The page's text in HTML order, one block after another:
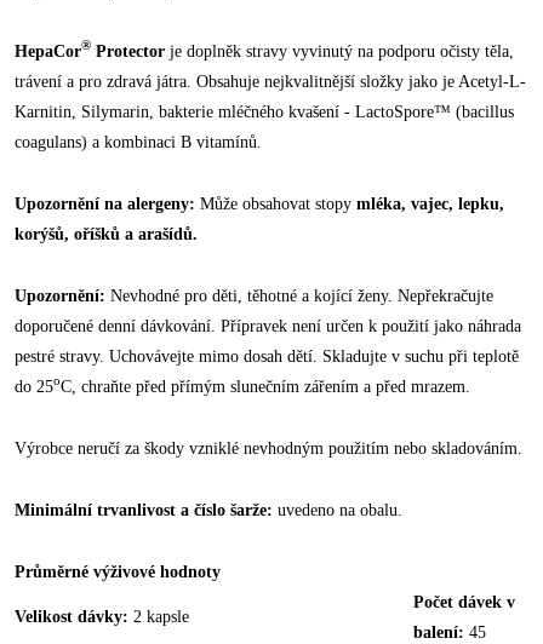
HepaCor® Protector je doplněk stravy vyvinutý na podporu očisty těla,
trávení a pro zdravá játra. Obsahuje nejkvalitnější složky jako je Acetyl-L-
Karnitin, Silymarin, bakterie mléčného kvašení - LactoSpore™ (bacillus
coagulans) a kombinaci B vitamínů.
Upozornění na alergeny: Může obsahovat stopy mléka, vajec, lepku,
korýšů, oříšků a arašídů.
Upozornění: Nevhodné pro děti, těhotné a kojící ženy. Nepřekračujte
doporučené denní dávkování. Přípravek není určen k použití jako náhrada
pestré stravy. Uchovávejte mimo dosah dětí. Skladujte v suchu při teplotě
do 25oC, chraňte před přímým slunečním zářením a před mrazem.
Výrobce neručí za škody vzniklé nevhodným použitím nebo skladováním.
Minimální trvanlivost a číslo šarže: uvedeno na obalu.
Průměrné výživové hodnoty
Velikost dávky: 2 kapsle
Počet dávek v
balení: 45